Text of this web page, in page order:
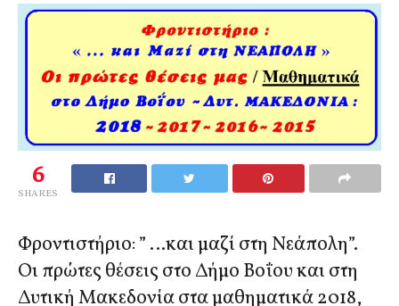
6
SHARES
Φροντιστήριο: ” …και μαζί στη Νεάπολη”.
Οι πρώτες θέσεις στο Δήμο Βοΐου και στη
Δυτική Μακεδονία στα μαθηματικά 2018,